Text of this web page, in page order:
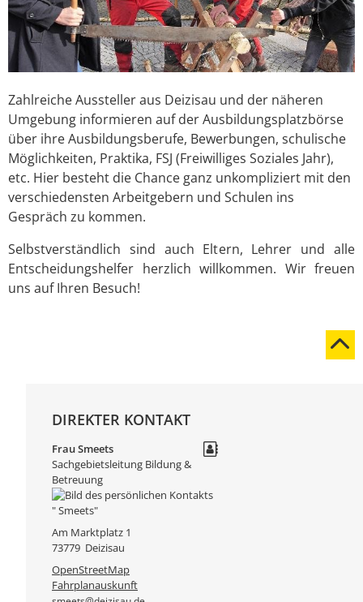
Zahlreiche Aussteller aus Deizisau und der näheren
Umgebung informieren auf der Ausbildungsplatzbörse
über ihre Ausbildungsberufe, Bewerbungen, schulische
Möglichkeiten, Praktika, FSJ (Freiwilliges Soziales Jahr),
etc. Hier besteht die Chance ganz unkompliziert mit den
verschiedensten Arbeitgebern und Schulen ins
Gespräch zu kommen.
Selbstverständlich sind auch Eltern, Lehrer und alle
Entscheidungshelfer herzlich willkommen. Wir freuen
uns auf Ihren Besuch!
DIREKTER KONTAKT
FrauSmeets
Sachgebietsleitung Bildung &
Betreuung
Am Marktplatz 1
73779 Deizisau
OpenStreetMap
Fahrplanauskunft